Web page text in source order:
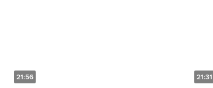
21:56 21:31